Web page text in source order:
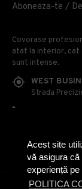
Acest site
vă asigura că
experiență
POLITICA
Aboneaza-te /
Covorase
atat la interior, cat
sunt intense.
WEST
Strada